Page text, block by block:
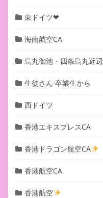
東ドイツ❤︎
海南航空CA
烏丸御池・四条烏丸近辺
生徒さん 卒業生から
西ドイツ
香港エキスプレスCA
香港ドラゴン航空CA
香港航空CA
香港航空